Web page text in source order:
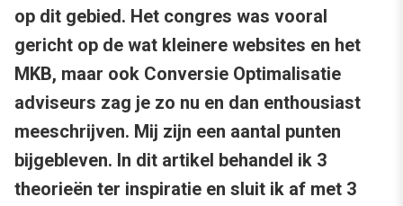
op dit gebied. Het congres was vooral
gericht op de wat kleinere websites en het
MKB, maar ook Conversie Optimalisatie
adviseurs zag je zo nu en dan enthousiast
meeschrijven. Mij zijn een aantal punten
bijgebleven. In dit artikel behandel ik 3
theorieën ter inspiratie en sluit ik af met 3